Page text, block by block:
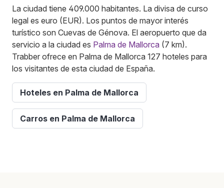
La ciudad tiene 409.000 habitantes. La divisa de curso
legal es euro (EUR). Los puntos de mayor interés
turístico son Cuevas de Génova. El aeropuerto que da
servicio a la ciudad es Palma de Mallorca (7 km).
Trabber ofrece en Palma de Mallorca 127 hoteles para
los visitantes de esta ciudad de España.
Hoteles en Palma de Mallorca
Carros en Palma de Mallorca